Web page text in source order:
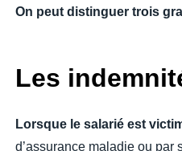
On peut distinguer trois
Les
Lorsque le salarié est
d’assurance maladie ou par